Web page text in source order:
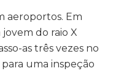
aeroportos. Em
do raio X
as três vezes no
uma inspeção